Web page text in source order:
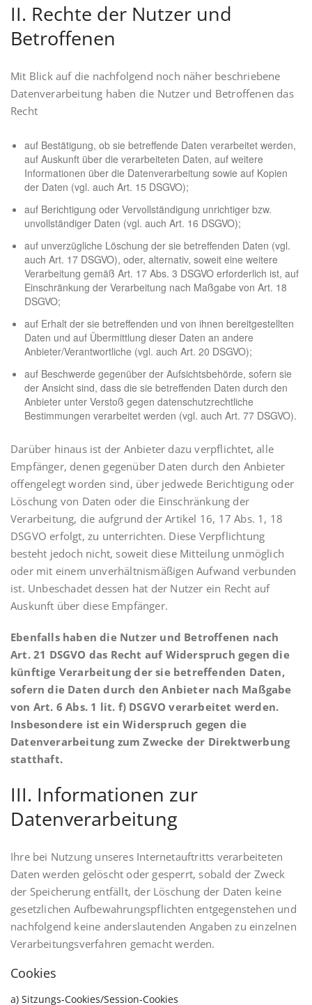
II. Rechte der Nutzer und
Betroffenen
Mit Blick auf die nachfolgend noch näher beschriebene
Datenverarbeitung haben die Nutzer und Betroffenen das
Recht
auf Bestätigung, ob sie betreffende Daten verarbeitet werden,
auf Auskunft über die verarbeiteten Daten, auf weitere
Informationen über die Datenverarbeitung sowie auf Kopien
der Daten (vgl. auch Art. 15 DSGVO);
auf Berichtigung oder Vervollständigung unrichtiger bzw.
unvollständiger Daten (vgl. auch Art. 16 DSGVO);
auf unverzügliche Löschung der sie betreffenden Daten (vgl.
auch Art. 17 DSGVO), oder, alternativ, soweit eine weitere
Verarbeitung gemäß Art. 17 Abs. 3 DSGVO erforderlich ist, auf
Einschränkung der Verarbeitung nach Maßgabe von Art. 18
DSGVO;
auf Erhalt der sie betreffenden und von ihnen bereitgestellten
Daten und auf Übermittlung dieser Daten an andere
Anbieter/Verantwortliche (vgl. auch Art. 20 DSGVO);
auf Beschwerde gegenüber der Aufsichtsbehörde, sofern sie
der Ansicht sind, dass die sie betreffenden Daten durch den
Anbieter unter Verstoß gegen datenschutzrechtliche
Bestimmungen verarbeitet werden (vgl. auch Art. 77 DSGVO).
Darüber hinaus ist der Anbieter dazu verpflichtet, alle
Empfänger, denen gegenüber Daten durch den Anbieter
offengelegt worden sind, über jedwede Berichtigung oder
Löschung von Daten oder die Einschränkung der
Verarbeitung, die aufgrund der Artikel 16, 17 Abs. 1, 18
DSGVO erfolgt, zu unterrichten. Diese Verpflichtung
besteht jedoch nicht, soweit diese Mitteilung unmöglich
oder mit einem unverhältnismäßigen Aufwand verbunden
ist. Unbeschadet dessen hat der Nutzer ein Recht auf
Auskunft über diese Empfänger.
Ebenfalls haben die Nutzer und Betroffenen nach
Art. 21 DSGVO das Recht auf Widerspruch gegen die
künftige Verarbeitung der sie betreffenden Daten,
sofern die Daten durch den Anbieter nach Maßgabe
von Art. 6 Abs. 1 lit. f) DSGVO verarbeitet werden.
Insbesondere ist ein Widerspruch gegen die
Datenverarbeitung zum Zwecke der Direktwerbung
statthaft.
III. Informationen zur
Datenverarbeitung
Ihre bei Nutzung unseres Internetauftritts verarbeiteten
Daten werden gelöscht oder gesperrt, sobald der Zweck
der Speicherung entfällt, der Löschung der Daten keine
gesetzlichen Aufbewahrungspflichten entgegenstehen und
nachfolgend keine anderslautenden Angaben zu einzelnen
Verarbeitungsverfahren gemacht werden.
Cookies
a) Sitzungs-Cookies/Session-Cookies